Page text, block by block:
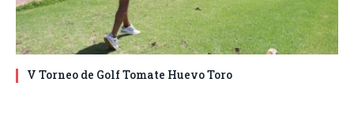
V Torneo de Golf Tomate Huevo Toro